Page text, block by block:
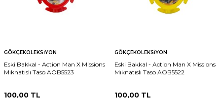
GÖKÇEKOLEKSIYON
Eski Bakkal - Action Man X Missions
Mıknatıslı Taso AOB5523
100,00 TL
GÖKÇEKOLEKSIYON
Eski Bakkal - Action Man X Missions
Mıknatıslı Taso AOB5522
100,00 TL